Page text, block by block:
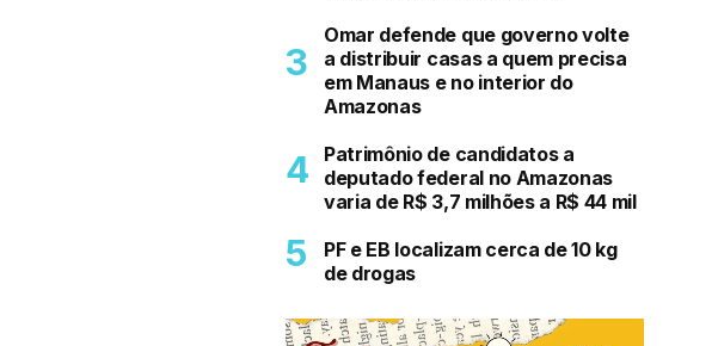
Omar defende que governo volte
a distribuir casas a quem precisa
em Manaus e no interior do
Amazonas
Patrimônio de candidatos a
deputado federal no Amazonas
varia de R$ 3,7 milhões a R$ 44 mil
PF e EB localizam cerca de 10 kg
de drogas